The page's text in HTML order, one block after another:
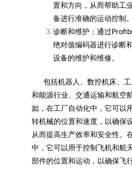
置和方向，从而帮助工
备进行准确的运动控制。
诊断和维护：通过
绝对值编码器进行诊断
设备的维护和维修。
包括机器人、数控机床、工
和能源行业、交通运输和航空
如，在工厂自动化中，它可以
转机械的位置和速度，以确保
从而提高生产效率和安全性。
中，它可以用于控制飞机和航
部件的位置和运动，以确保飞